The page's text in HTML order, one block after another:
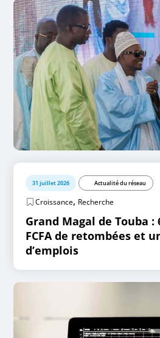
31 juillet 2026 Actualité du réseau
Croissance, Recherche
Grand Magal de Touba
FCFA de retombées et
d’emplois